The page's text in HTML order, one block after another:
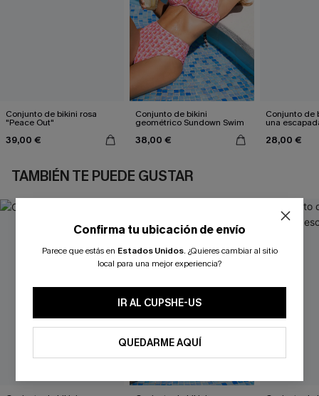
Conjunto de bikini rosa
"Peace Out"
39,00 €
Conjunto de bikini
geométrico Sundown Swim
38,00 €
Conjunto de
una
28,00 €
TAMBIÉN TE PUEDE GUSTAR
Confirma tu ubicación de envío
Parece que estás en Estados Unidos. ¿Quieres cambiar al sitio
local para una mejor experiencia?
IR AL CUPSHE-US
QUEDARME AQUÍ